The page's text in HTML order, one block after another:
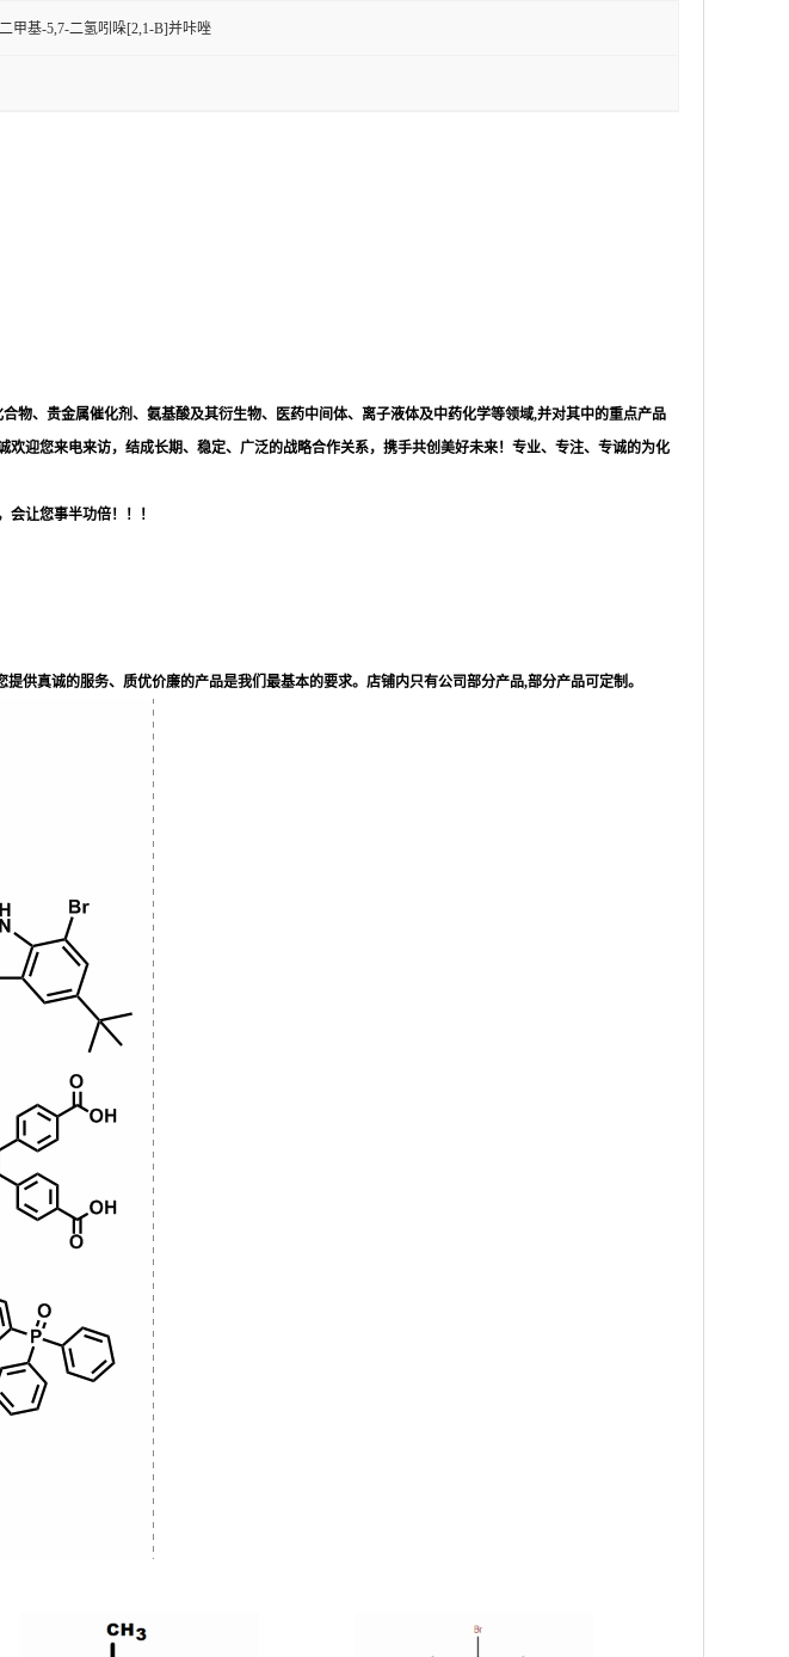
甲基-5,7-二氢吲哚[2,1-B]并咔唑
物、贵金属催化剂、氨基酸及其衍生物、医药中间体、离子液体及中药化学等领域,并对其中的重点产品
迎您来电来访，结成长期、稳定、广泛的战略合作关系，携手共创美好未来！专业、专注、专诚的为化
让您事半功倍！！！
供真诚的服务、质优价廉的产品是我们最基本的要求。店铺内只有公司部分产品,部分产品可定制。